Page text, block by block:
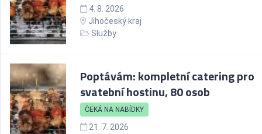
4. 8. 2026
Jihočeský kraj
Služby
Poptávám: kompletní catering pro
svatební hostinu, 80 osob
ČEKÁ NA NABÍDKY
21. 7. 2026